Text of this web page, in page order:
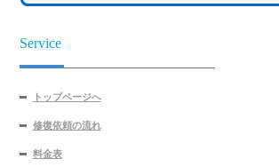
Service
トップページへ
修復依頼の流れ
料金表